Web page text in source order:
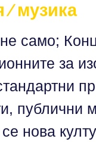
∕ музика
само;
за
публични
нова